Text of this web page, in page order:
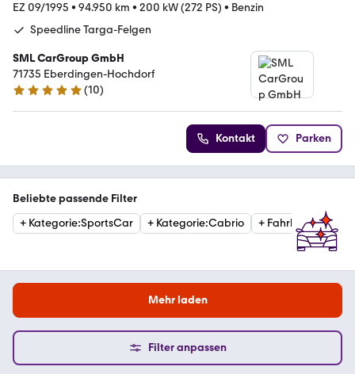
EZ 09/1995 • 94.950 km • 200 kW (272 PS) • Benzin
Speedline Targa-Felgen
SML CarGroup GmbH
71735 Eberdingen-Hochdorf
4.8 Sterne
(10)
Kontakt Parken
Beliebte passende Filter
+ Kategorie:SportsCar + Kategorie:Cabrio + Fahrleistung:
Mehr laden
Filter anpassen